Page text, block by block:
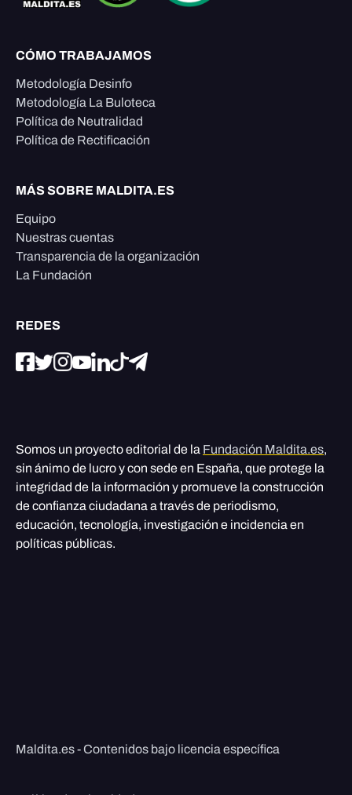
CÓMO TRABAJAMOS
Metodología Desinfo
Metodología La Buloteca
Política de Neutralidad
Política de Rectificación
MÁS SOBRE MALDITA.ES
Equipo
Nuestras cuentas
Transparencia de la organización
La Fundación
REDES
Somos un proyecto editorial de la Fundación Maldita.es,
sin ánimo de lucro y con sede en España, que protege la
integridad de la información y promueve la construcción
de confianza ciudadana a través de periodismo,
educación, tecnología, investigación e incidencia en
políticas públicas.
Maldita.es - Contenidos bajo licencia específica